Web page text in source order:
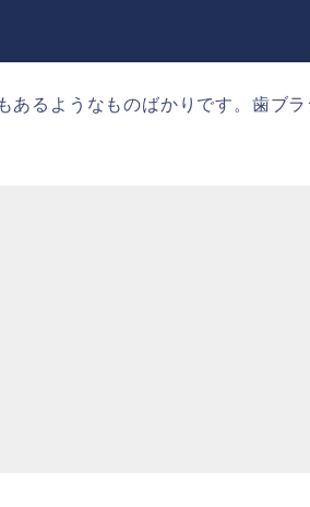
あるようなものばかりです。歯ブ